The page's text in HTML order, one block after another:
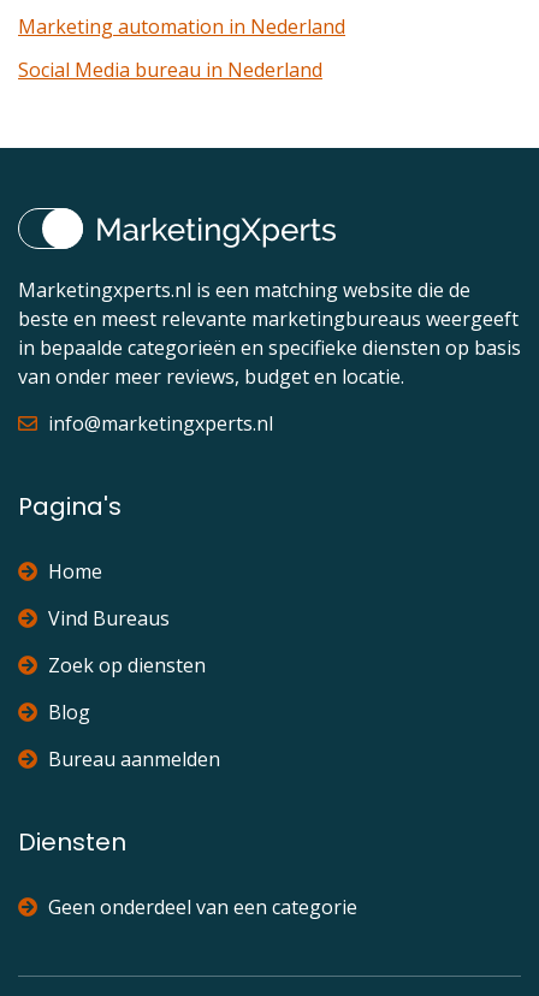
Marketing automation in Nederland
Social Media bureau in Nederland
Marketingxperts.nl is een matching website die de
beste en meest relevante marketingbureaus weergeeft
in bepaalde categorieën en specifieke diensten op basis
van onder meer reviews, budget en locatie.
info@marketingxperts.nl
Pagina's
Home
Vind Bureaus
Zoek op diensten
Blog
Bureau aanmelden
Diensten
Geen onderdeel van een categorie